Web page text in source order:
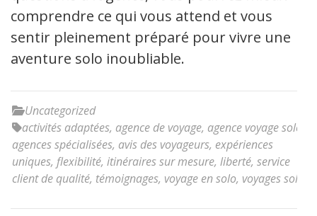
comprendre ce qui vous attend et vous
sentir pleinement préparé pour vivre une
aventure solo inoubliable.
Uncategorized
activités adaptées, agence de voyage, agence voyage solo
agences spécialisées, avis des voyageurs, expériences
uniques, flexibilité, itinéraires sur mesure, liberté, service
client de qualité, témoignages, voyage en solo, voyages solo